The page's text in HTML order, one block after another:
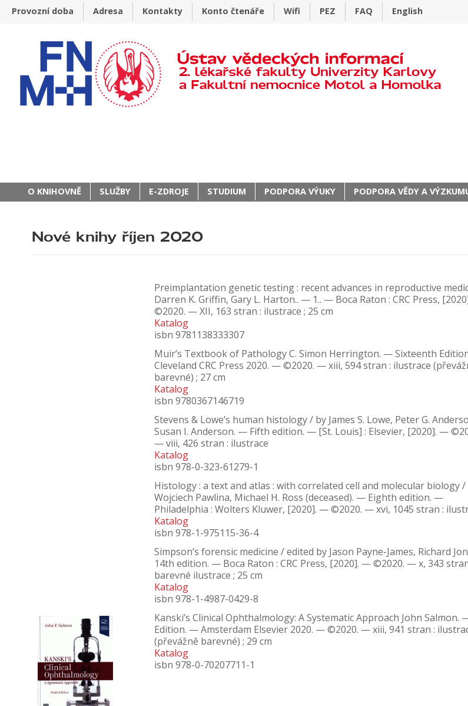
Provozní doba Adresa Kontakty Konto čtenáře Wifi PEZ FAQ English
O KNIHOVNĚ SLUŽBY E-ZDROJE STUDIUM PODPORA VÝUKY PODPORA VĚDY A
Nové knihy říjen 2020
Preimplantation genetic testing : recent advances in reproductive
Darren K. Griffin, Gary L. Harton.. — 1.. — Boca Raton : CRC Press,
©2020. — XII, 163 stran : ilustrace ; 25 cm
Katalog
isbn 9781138333307
Muir’s Textbook of Pathology C. Simon Herrington. — Sixteenth
Cleveland CRC Press 2020. — ©2020. — xiii, 594 stran : ilustrace
barevné) ; 27 cm
Katalog
isbn 9780367146719
Stevens & Lowe’s human histology / by James S. Lowe, Peter G.
Susan I. Anderson. — Fifth edition. — [St. Louis] : Elsevier, [2020]. —
— viii, 426 stran : ilustrace
Katalog
isbn 978-0-323-61279-1
Histology : a text and atlas : with correlated cell and molecular biology /
Wojciech Pawlina, Michael H. Ross (deceased). — Eighth edition. —
Philadelphia : Wolters Kluwer, [2020]. — ©2020. — xvi, 1045 stran :
Katalog
isbn 978-1-975115-36-4
Simpson’s forensic medicine / edited by Jason Payne-James, Richard
14th edition. — Boca Raton : CRC Press, [2020]. — ©2020. — x, 343
barevné ilustrace ; 25 cm
Katalog
isbn 978-1-4987-0429-8
Kanski’s Clinical Ophthalmology: A Systematic Approach John Salmon.
Edition. — Amsterdam Elsevier 2020. — ©2020. — xiii, 941 stran :
(převážně barevné) ; 29 cm
Katalog
isbn 978-0-70207711-1